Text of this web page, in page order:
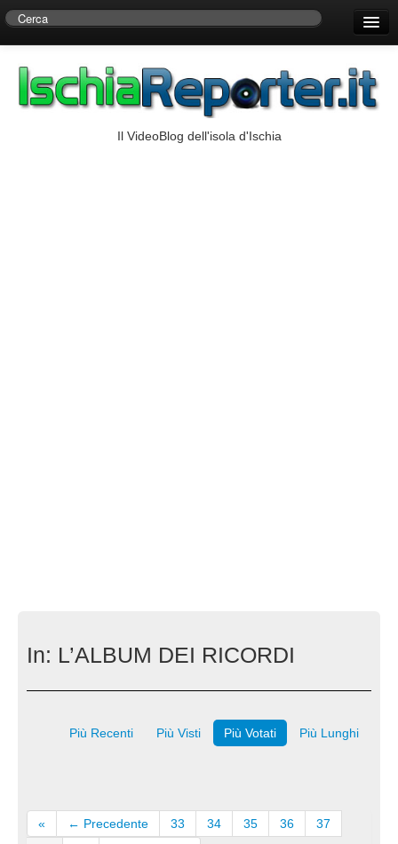
Centro di Ricerche Storiche D’Ambra
Il VideoBlog dell'isola d'Ischia
In: L’ALBUM DEI RICORDI
Più Recenti Più Visti Più Votati Più Lunghi
« ← Precedente 33 34 35 36
37